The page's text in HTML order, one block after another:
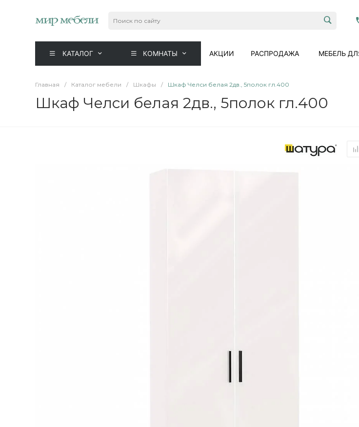
КАТАЛОГ КОМНАТЫ АКЦИИ РАСПРОДАЖА МЕБЕЛЬ
Главная / Каталог мебели / Шкафы / Шкаф Челси белая 2дв., 5полок гл.400
Шкаф Челси белая 2дв., 5полок гл.400